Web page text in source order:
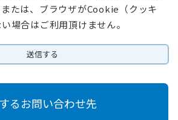
たは、ブラウザがCookie（クッキ
場合はご利用頂けません。
るお問い合わせ先